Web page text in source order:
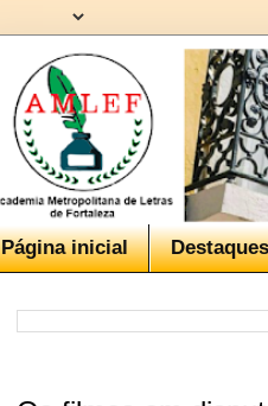
Página inicial Destaques